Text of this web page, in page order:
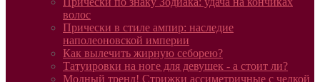
волос
Прически в стиле ампир: наследие
наполеоновской империи
Как вылечить жирную себорею?
Татуировки на ноге для девушек - а стоит ли?
Модный тренд! Стрижки ассиметричные с челкой